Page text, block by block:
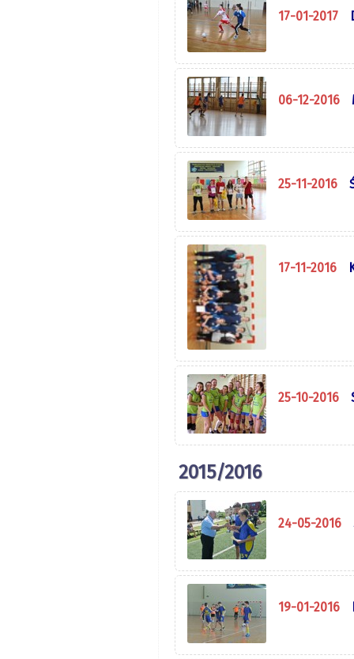
17-01-2017
06-12-2016
25-11-2016
17-11-2016
25-10-2016
2015/2016
24-05-2016
19-01-2016